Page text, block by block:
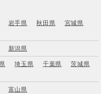
岩手県 秋田県
宮城県
新潟県
埼玉県 千葉県
茨城県
富山県